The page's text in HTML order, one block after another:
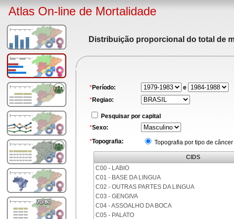
Atlas On-line de Mortalidade
Distribuição proporcional do total de
*Período:
e
*Regiao:
Pesquisar por capital
*Sexo:
*Topografia: Topografia por tipo de câncer
CIDS
C00 - LABIO
C01 - BASE DA LINGUA
C02 - OUTRAS PARTES DA LINGUA
C03 - GENGIVA
C04 - ASSOALHO DA BOCA
C05 - PALATO